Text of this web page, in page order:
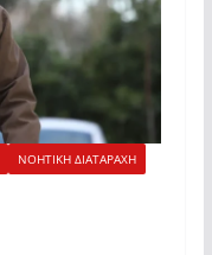
ΝΟΗΤΙΚΗ ΔΙΑΤΑΡΑΧΗ